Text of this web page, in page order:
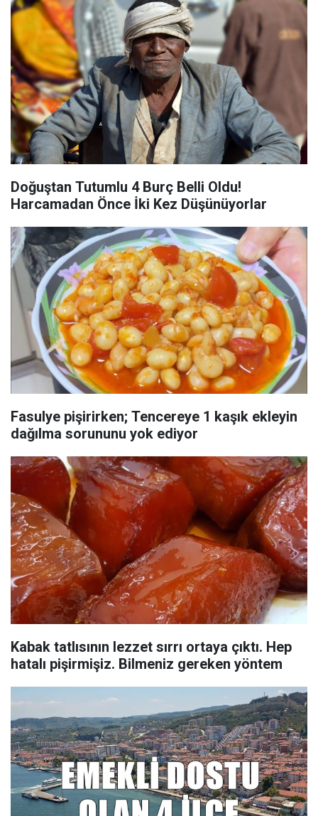
Doğuştan Tutumlu 4 Burç Belli Oldu!
Harcamadan Önce İki Kez Düşünüyorlar
Fasulye pişirirken; Tencereye 1 kaşık ekleyin
dağılma sorununu yok ediyor
Kabak tatlısının lezzet sırrı ortaya çıktı. Hep
hatalı pişirmişiz. Bilmeniz gereken yöntem